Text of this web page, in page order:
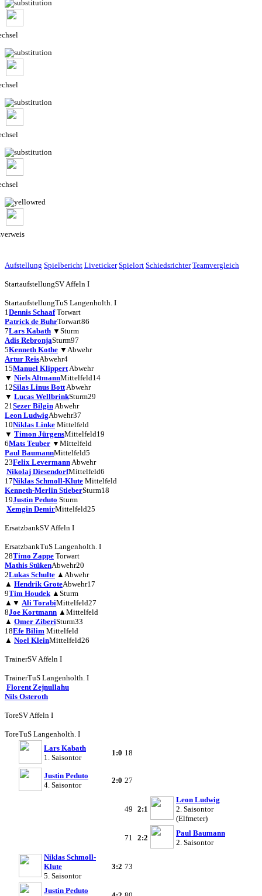
Aufstellung Spielbericht Liveticker Spielort Schiedsrichter Teamvergleich
StartaufstellungSV Affeln I
StartaufstellungTuS Langenholth. I
1Dennis Schaaf Torwart
Patrick de BuhrTorwart86
7Lars Kabath ▼ Sturm
Adis RebronjaSturm97
5Kenneth Kothe ▼ Abwehr
Artur ReisAbwehr4
15Manuel KlippertAbwehr
▼ Niels AltmannMittelfeld14
12Silas Linus BottAbwehr
▼ Lucas WellbrinkSturm29
21Sezer BilginAbwehr
Leon LudwigAbwehr37
10Niklas Linke Mittelfeld
▼ Timon JürgensMittelfeld19
6Mats Teuber ▼ Mittelfeld
Paul BaumannMittelfeld5
23Felix LevermannAbwehr
Nikolaj DiesendorfMittelfeld6
17Niklas Schmoll-Klute Mittelfeld
Kenneth-Merlin StieberSturm18
19Justin Peduto Sturm
Xemgin DemirMittelfeld25
ErsatzbankSV Affeln I
ErsatzbankTuS Langenholth. I
28Timo Zappe Torwart
Mathis StükenAbwehr20
2Lukas Schulte ▲ Abwehr
▲ Hendrik GroteAbwehr17
9Tim Houdek ▲ Sturm
▲ ▼ Ali TorabiMittelfeld27
8Joe Kortmann ▲ Mittelfeld
▲ Omer ZiberiSturm33
18Efe Bilim Mittelfeld
▲ Noel KleinMittelfeld26
TrainerSV Affeln I
TrainerTuS Langenholth. I
Florent Zejnullahu
Nils Osteroth
ToreSV Affeln I
ToreTuS Langenholth. I
Lars Kabath
1. Saisontor
1:0 18
Justin Peduto
4. Saisontor
2:0 27
49 2:1
Leon Ludwig
2. Saisontor
(Elfmeter)
71 2:2
Paul Baumann
2. Saisontor
Niklas Schmoll-
Klute
5. Saisontor
3:2 73
Justin Peduto